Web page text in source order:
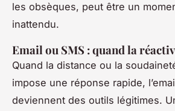
les obsèques, peut être un
inattendu.
Email ou SMS : quand la
Quand la distance ou la
impose une réponse rapide,
deviennent des outils légitimes.